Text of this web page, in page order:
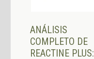
ANÁLISIS
COMPLETO DE
REACTINE PLUS: